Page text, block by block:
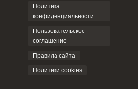
Политика
конфиденциальности
Пользовательское
соглашение
Правила сайта
Политики cookies